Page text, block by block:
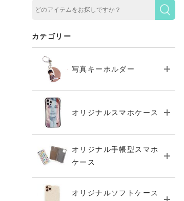
カテゴリー
写真キーホルダー
オリジナルスマホケース
オリジナル手帳型スマホ
ケース
オリジナルソフトケース